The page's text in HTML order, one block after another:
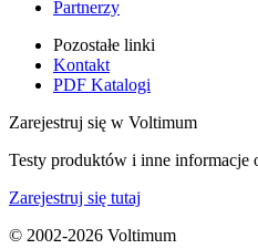
Partnerzy
Pozostałe linki
Kontakt
PDF Katalogi
Zarejestruj się w Voltimum
Testy produktów i inne informacje
Zarejestruj się tutaj
© 2002-2026 Voltimum